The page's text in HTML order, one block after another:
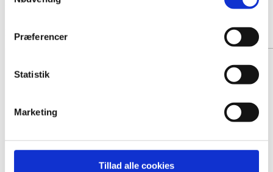
Præferencer
Statistik
Marketing
Tillad alle cookies
Urne Heim Blå
Fra 1290,- DKK